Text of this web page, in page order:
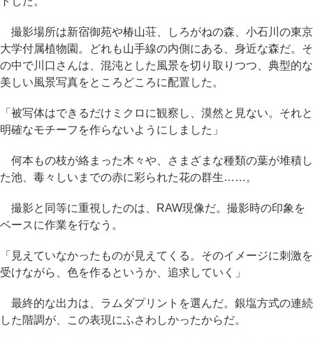
撮影場所は新宿御苑や椿山荘、しろがねの森、小石川の東京
大学付属植物園。どれも山手線の内側にある、身近な森だ。そ
の中で川口さんは、混沌とした風景を切り取りつつ、典型的な
美しい風景写真をところどころに配置した。
「被写体はできるだけミクロに観察し、漠然と見ない。それと
明確なモチーフを作らないようにしました」
何本もの枝が絡まった木々や、さまざまな種類の葉が堆積し
た池、毒々しいまでの赤に彩られた花の群生……。
撮影と同等に重視したのは、RAW現像だ。撮影時の印象を
ベースに作業を行なう。
「見えていなかったものが見えてくる。そのイメージに刺激を
受けながら、色を作るというか、追求していく」
最終的な出力は、ラムダプリントを選んだ。銀塩方式の連続
した階調が、この表現にふさわしかったからだ。